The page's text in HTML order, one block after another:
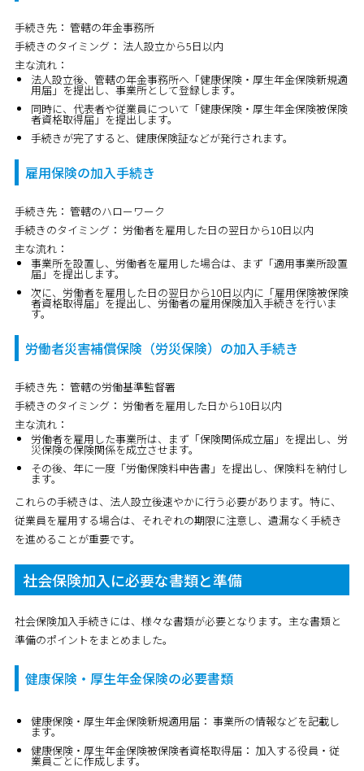
手続き先： 管轄の年金事務所
手続きのタイミング： 法人設立から5日以内
主な流れ：
法人設立後、管轄の年金事務所へ「健康保険・厚生年金保険新規適
用届」を提出し、事業所として登録します。
同時に、代表者や従業員について「健康保険・厚生年金保険被保険
者資格取得届」を提出します。
手続きが完了すると、健康保険証などが発行されます。
雇用保険の加入手続き
手続き先： 管轄のハローワーク
手続きのタイミング： 労働者を雇用した日の翌日から10日以内
主な流れ：
事業所を設置し、労働者を雇用した場合は、まず「適用事業所設置
届」を提出します。
次に、労働者を雇用した日の翌日から10日以内に「雇用保険被保険
者資格取得届」を提出し、労働者の雇用保険加入手続きを行いま
す。
労働者災害補償保険（労災保険）の加入手続き
手続き先： 管轄の労働基準監督署
手続きのタイミング： 労働者を雇用した日から10日以内
主な流れ：
労働者を雇用した事業所は、まず「保険関係成立届」を提出し、労
災保険の保険関係を成立させます。
その後、年に一度「労働保険料申告書」を提出し、保険料を納付し
ます。
これらの手続きは、法人設立後速やかに行う必要があります。特に、
従業員を雇用する場合は、それぞれの期限に注意し、遺漏なく手続き
を進めることが重要です。
社会保険加入に必要な書類と準備
社会保険加入手続きには、様々な書類が必要となります。主な書類と
準備のポイントをまとめました。
健康保険・厚生年金保険の必要書類
健康保険・厚生年金保険新規適用届： 事業所の情報などを記載し
ます。
健康保険・厚生年金保険被保険者資格取得届： 加入する役員・従
業員ごとに作成します。